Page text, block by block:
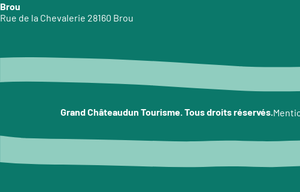
Brou
Rue de la Chevalerie 28160 Brou
Grand Châteaudun Tourisme. Tous droits réservés.